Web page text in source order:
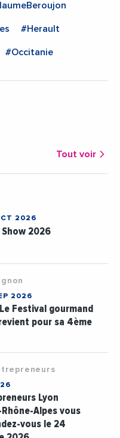
#Herault
#Occitanie
Tout voir
2026
Show 2026
2026
Festival gourmand
pour sa 4ème
Lyon
Alpes vous
vous le 24